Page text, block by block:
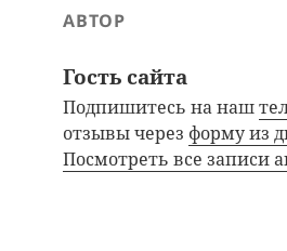
АВТОР
Гость сайта
Подпишитесь на наш
отзывы через форму из
Посмотреть все записи